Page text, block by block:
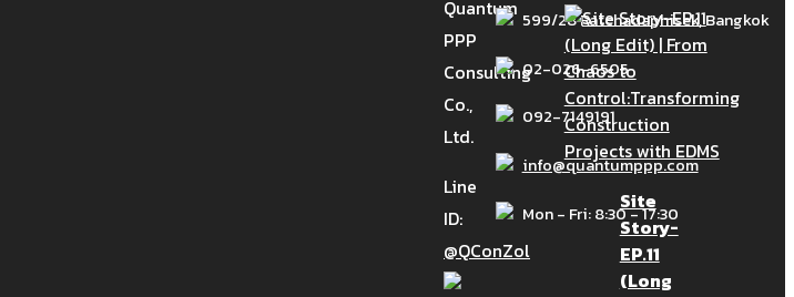
Quantum
PPP
Consulting
Co.,
Ltd.
Line
ID:
@QConZol
599/28 Ratchadaphisek, Bangkok
02-026-6505
092-7149191
info@quantumppp.com
Mon - Fri: 8:30 - 17:30
Site
Story-
EP.11
(Long